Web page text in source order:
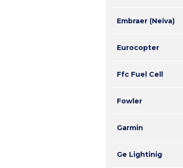
Embraer (Neiva)
Eurocopter
Ffc Fuel Cell
Fowler
Garmin
Ge Lightinig